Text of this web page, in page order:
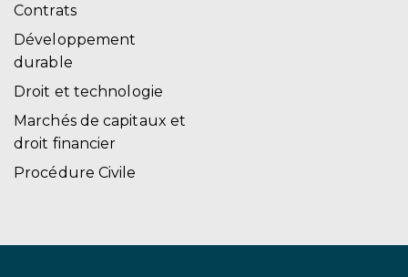
Contrats
Développement
durable
Droit et technologie
Marchés de capitaux et
droit financier
Procédure Civile